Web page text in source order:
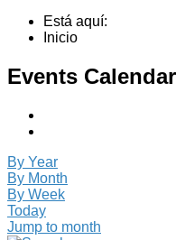
Está aquí:
Inicio
Events Calendar
By Year
By Month
By Week
Today
Jump to month